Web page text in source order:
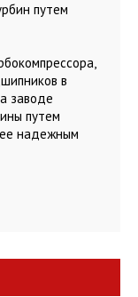
путем
в
заводе
путем
надежным